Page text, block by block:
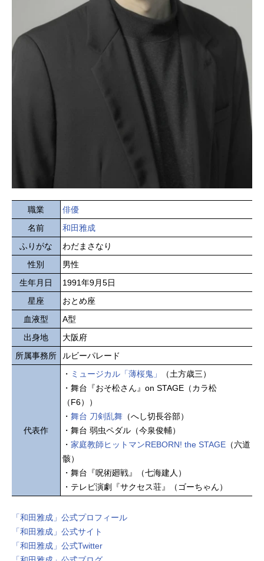
職業
俳優
名前
和田雅成
ふりがな
わだまさなり
性別
男性
生年月日
1991年9月5日
星座
おとめ座
血液型
A型
出身地
大阪府
所属事務所
ルビーパレード
代表作
・ ミュージカル「薄桜鬼」
（土方歳三）
・舞台『おそ松さん』on STAGE（カラ松
（F6））
・ 舞台 刀剣乱舞 （へし切長谷部）
・舞台 弱虫ペダル（今泉俊輔）
・ 家庭教師ヒットマンREBORN! the STAGE （六道
骸）
・舞台『呪術廻戦』（七海建人）
・テレビ演劇『サクセス荘』（ゴーちゃん）
「和田雅成」公式プロフィール
「和田雅成」公式サイト
「和田雅成」公式Twitter